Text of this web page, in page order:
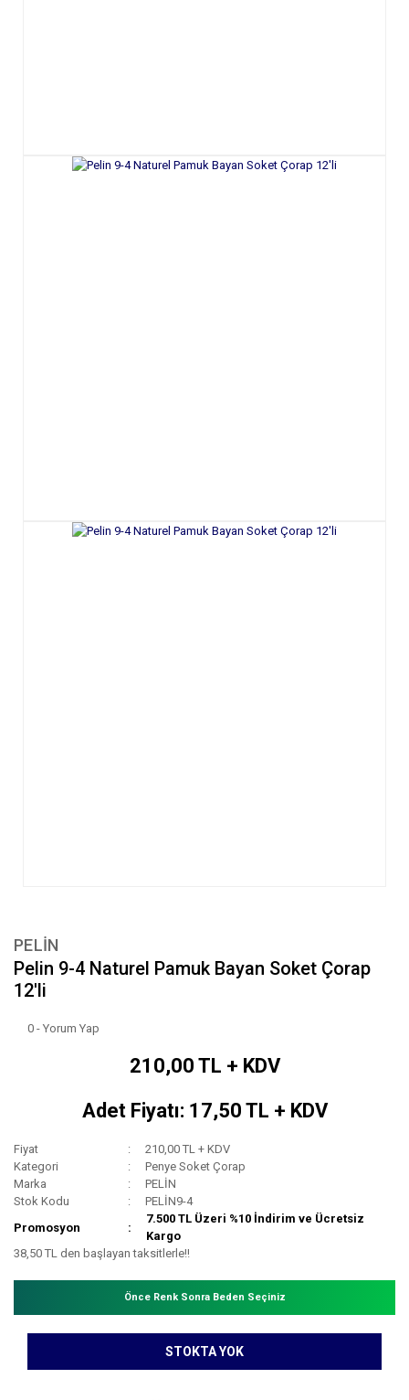
PELİN
Pelin 9-4 Naturel Pamuk Bayan Soket Çorap
12'li
0 - Yorum Yap
210,00 TL + KDV
Adet Fiyatı: 17,50 TL + KDV
Fiyat
210,00 TL + KDV
Kategori
Penye Soket Çorap
Marka
PELİN
Stok Kodu
PELİN9-4
Promosyon
7.500 TL Üzeri %10 İndirim ve Ücretsiz
Kargo
38,50 TL den başlayan taksitlerle!!
Önce Renk Sonra Beden Seçiniz
STOKTA YOK